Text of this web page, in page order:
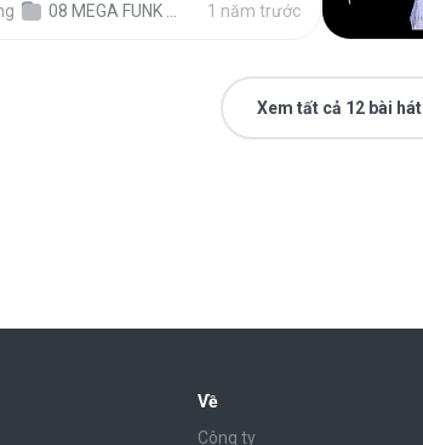
08 MEGA FUNK 2024 TOP @tojogravacoes 1 năm trước
Xem tất cả 12 bài hát
Về
Công ty